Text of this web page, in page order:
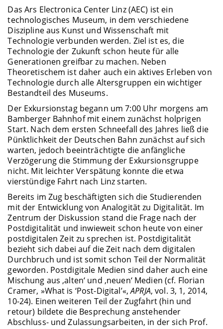
Das Ars Electronica Center Linz (AEC) ist ein
technologisches Museum, in dem verschiedene
Diszipline aus Kunst und Wissenschaft mit
Technologie verbunden werden. Ziel ist es, die
Technologie der Zukunft schon heute für alle
Generationen greifbar zu machen. Neben
Theoretischem ist daher auch ein aktives Erleben von
Technologie durch alle Altersgruppen ein wichtiger
Bestandteil des Museums.
Der Exkursionstag begann um 7:00 Uhr morgens am
Bamberger Bahnhof mit einem zunächst holprigen
Start. Nach dem ersten Schneefall des Jahres ließ die
Pünktlichkeit der Deutschen Bahn zunächst auf sich
warten, jedoch beeinträchtigte die anfängliche
Verzögerung die Stimmung der Exkursionsgruppe
nicht. Mit leichter Verspätung konnte die etwa
vierstündige Fahrt nach Linz starten.
Bereits im Zug beschäftigten sich die Studierenden
mit der Entwicklung von Analogität zu Digitalität. Im
Zentrum der Diskussion stand die Frage nach der
Postdigitalität und inwieweit schon heute von einer
postdigitalen Zeit zu sprechen ist. Postdigitalität
bezieht sich dabei auf die Zeit nach dem digitalen
Durchbruch und ist somit schon Teil der Normalität
geworden. Postdigitale Medien sind daher auch eine
Mischung aus ‚alten‘ und ‚neuen‘ Medien (cf. Florian
Cramer, »What is ‘Post-Digital’«,APRJA, vol. 3, 1, 2014,
10-24). Einen weiteren Teil der Zugfahrt (hin und
retour) bildete die Besprechung anstehender
Abschluss- und Zulassungsarbeiten, in der sich Prof.